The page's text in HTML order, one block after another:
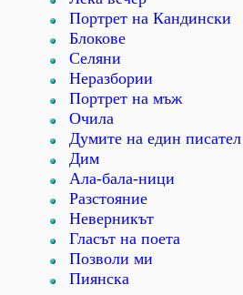
Портрет на Кандински
Блокове
Селяни
Неразбории
Портрет на мъж
Очила
Думите на един писател
Дим
Ала-бала-ници
Разстояние
Неверникът
Гласът на поета
Позволи ми
Пиянска